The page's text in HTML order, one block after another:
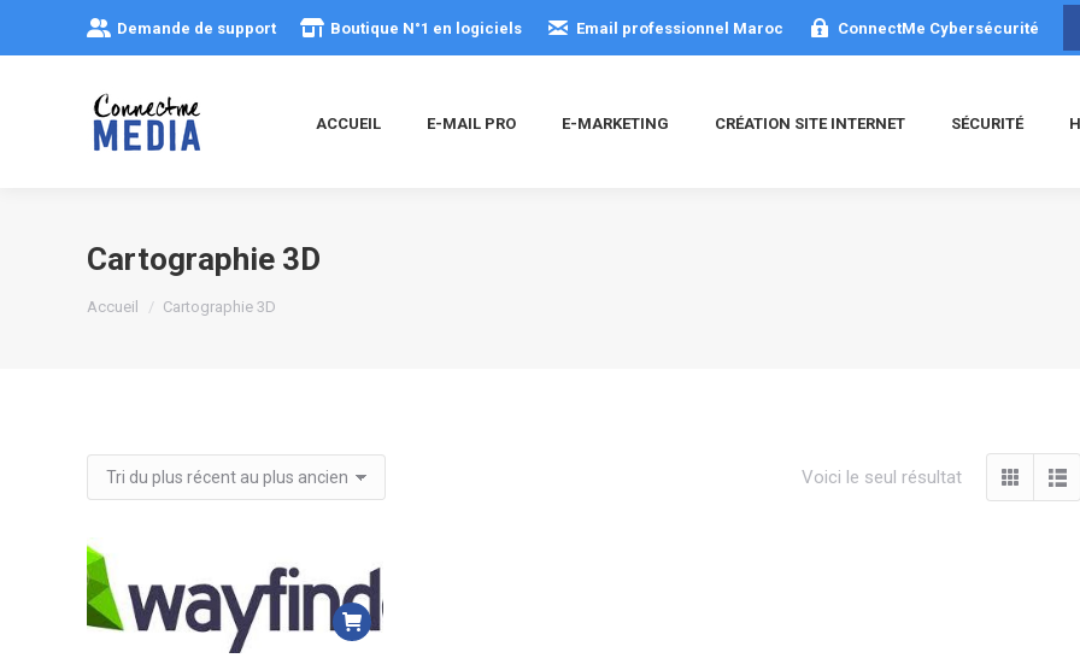
Demande de support Boutique N°1 en logiciels Email professionnel Maroc ConnectMe Cybersécurité
ACCUEIL E-MAIL PRO E-MARKETING CRÉATION SITE INTERNET SÉCURITÉ
Cartographie 3D
Vous êtes ici :
Accueil Cartographie 3D
Voici le seul résultat